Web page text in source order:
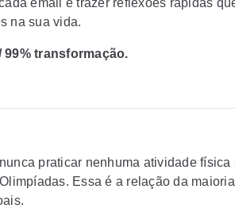
email é trazer reflexões rápidas
na sua vida.
99% transformação.
praticar nenhuma atividade
Essa é a relação da